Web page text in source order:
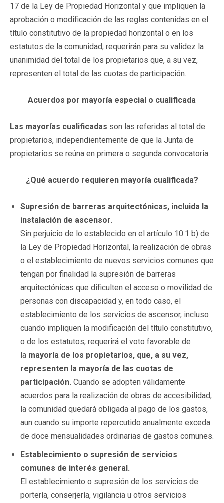
17 de la Ley de Propiedad Horizontal y que impliquen la
aprobación o modificación de las reglas contenidas en el
título constitutivo de la propiedad horizontal o en los
estatutos de la comunidad, requerirán para su validez la
unanimidad del total de los propietarios que, a su vez,
representen el total de las cuotas de participación.
Acuerdos por mayoría especial o cualificada
Las mayorías cualificadas son las referidas al total de
propietarios, independientemente de que la Junta de
propietarios se reúna en primera o segunda convocatoria.
¿Qué acuerdo requieren mayoría cualificada?
Supresión de barreras arquitectónicas, incluida la
instalación de ascensor.
Sin perjuicio de lo establecido en el artículo 10.1 b) de
la Ley de Propiedad Horizontal, la realización de obras
o el establecimiento de nuevos servicios comunes que
tengan por finalidad la supresión de barreras
arquitectónicas que dificulten el acceso o movilidad de
personas con discapacidad y, en todo caso, el
establecimiento de los servicios de ascensor, incluso
cuando impliquen la modificación del título constitutivo,
o de los estatutos, requerirá el voto favorable de
la mayoría de los propietarios, que, a su vez,
representen la mayoría de las cuotas de
participación. Cuando se adopten válidamente
acuerdos para la realización de obras de accesibilidad,
la comunidad quedará obligada al pago de los gastos,
aun cuando su importe repercutido anualmente exceda
de doce mensualidades ordinarias de gastos comunes.
Establecimiento o supresión de servicios
comunes de interés general.
El establecimiento o supresión de los servicios de
portería, conserjería, vigilancia u otros servicios